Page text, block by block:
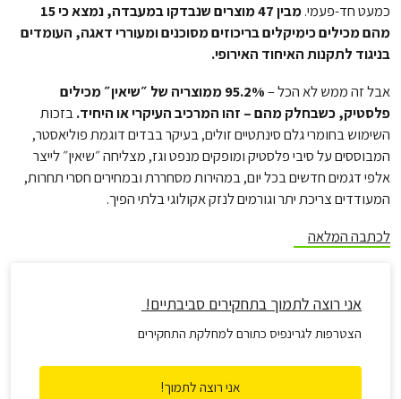
כמעט חד-פעמי.
מבין 47 מוצרים שנבדקו במעבדה, נמצא כי 15
מהם מכילים כימיקלים בריכוזים מסוכנים ומעוררי דאגה, העומדים
בניגוד לתקנות האיחוד האירופי.
אבל זה ממש לא הכל –
95.2% ממוצריה של ״שיאין״ מכילים
פלסטיק, כשבחלק מהם – זהו המרכיב העיקרי או היחיד.בזכות
השימוש בחומרי גלם סינתטיים זולים, בעיקר בבדים דוגמת פוליאסטר,
המבוססים על סיבי פלסטיק ומופקים מנפט וגז, מצליחה ״שיאין״ לייצר
אלפי דגמים חדשים בכל יום, במהירות מסחררת ובמחירים חסרי תחרות,
המעודדים צריכת יתר וגורמים לנזק אקולוגי בלתי הפיך.
לכתבה המלאה
אני רוצה לתמוך בתחקירים סביבתיים!
הצטרפות לגרינפיס כתורם למחלקת התחקירים
אני רוצה לתמוך!